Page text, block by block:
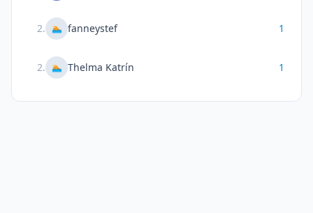
2. 🏊 fanneystef 1
2. 🏊 Thelma Katrín 1